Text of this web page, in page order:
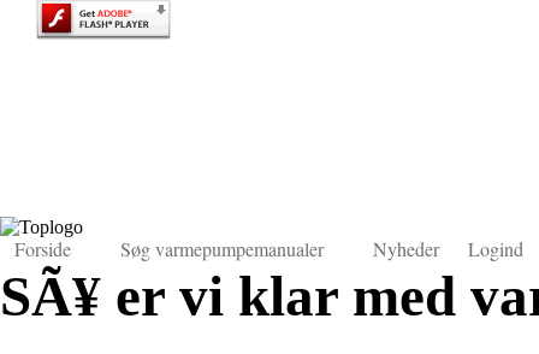
Forside Søg varmepumpemanualer Nyheder Logind
SÃ¥ er vi klar med